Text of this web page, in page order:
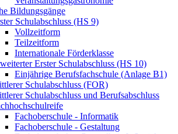
Bildungsgänge
Schulabschluss (HS 9)
Vollzeitform
Teilzeitform
Internationale Förderklasse
Erster Schulabschluss (HS 10)
Einjährige Berufsfachschule (Anlage B1)
Schulabschluss (FOR)
Schulabschluss und Berufsabschluss
Fachoberschule - Informatik
Fachoberschule - Gestaltung